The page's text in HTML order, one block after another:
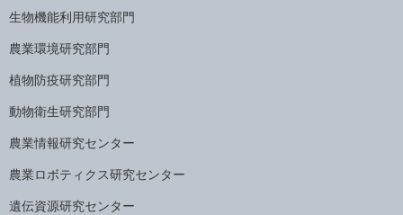
生物機能利用研究部門
農業環境研究部門
植物防疫研究部門
動物衛生研究部門
農業情報研究センター
農業ロボティクス研究センター
遺伝資源研究センター